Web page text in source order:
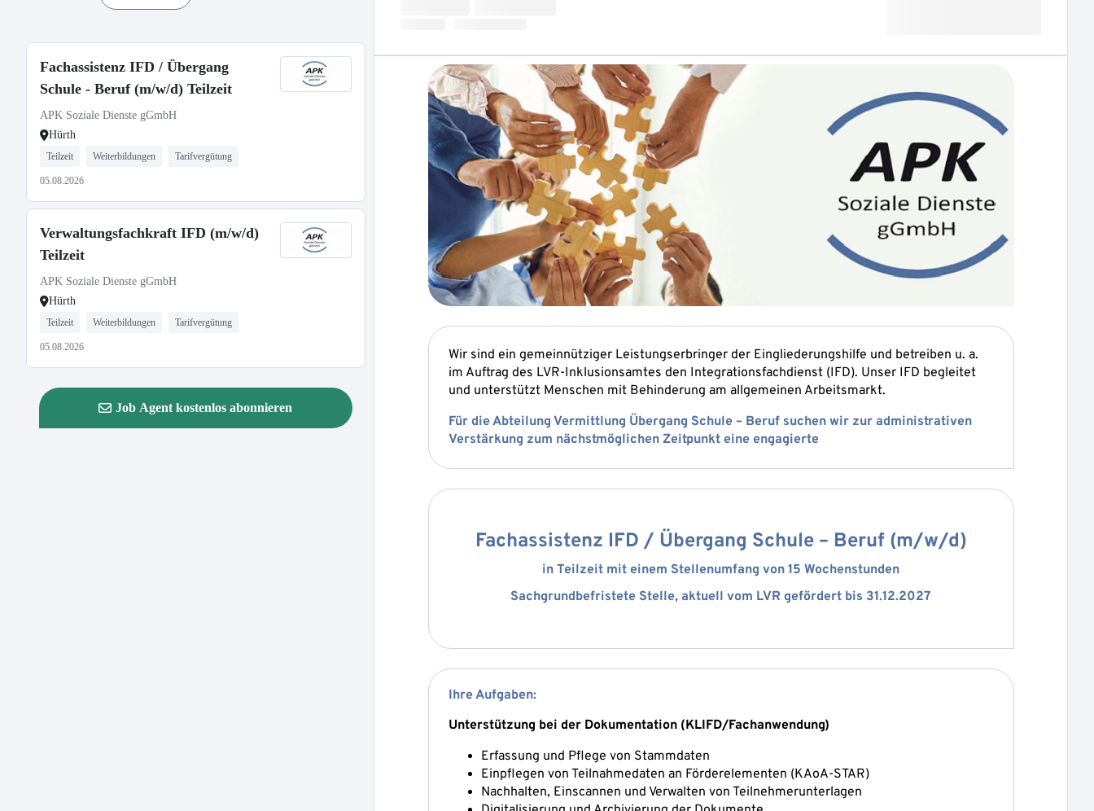
Fachassistenz IFD / Übergang
Schule - Beruf (m/w/d) Teilzeit
APK Soziale Dienste gGmbH
Hürth
Teilzeit Weiterbildungen Tarifvergütung
05.08.2026
Verwaltungsfachkraft IFD (m/w/d)
Teilzeit
APK Soziale Dienste gGmbH
Hürth
Teilzeit Weiterbildungen Tarifvergütung
05.08.2026
Job Agent kostenlos abonnieren